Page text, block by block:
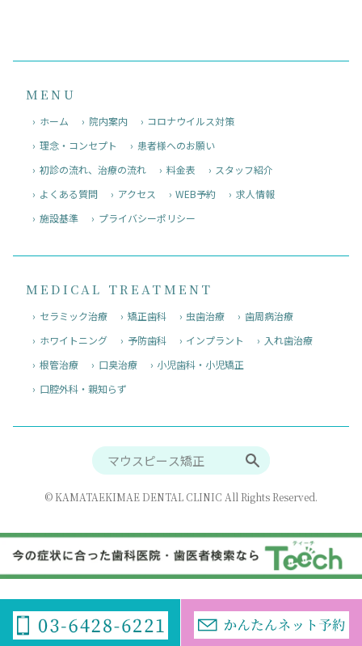
MENU
ホーム 院内案内
コロナウイルス対策
理念・コンセプト
患者様へのお願い
初診の流れ、治療の流れ
料金表
スタッフ紹介
よくある質問
アクセス WEB予約
求人情報
施設基準
プライバシーポリシー
MEDICAL TREATMENT
セラミック治療 矯正歯科 虫歯治療
歯周病治療
ホワイトニング
予防歯科 インプラント
入れ歯治療
根管治療
口臭治療
小児歯科・小児矯正
口腔外科・親知らず
© KAMATAEKIMAE DENTAL CLINIC All Rights Reserved.